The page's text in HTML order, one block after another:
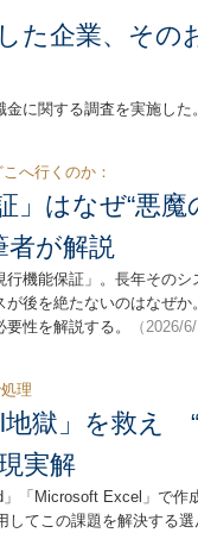
た企業、その
金に関する調査を実施し
へ行くのか：
」はなぜ“悪
者が解説
機能保証」。長年その
後を絶たないのはなぜ
性を解説する。
（2026/6/
理
地獄」を救え
実解
「Microsoft Excel」で作
てこの課題を解決する選